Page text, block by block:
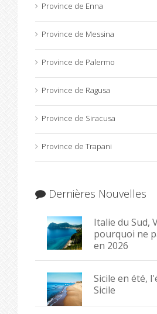
Province de Enna
Province de Messina
Province de Palermo
Province de Ragusa
Province de Siracusa
Province de Trapani
Dernières Nouvelles
Italie du Sud,
pourquoi ne
en 2026
Sicile en été,
Sicile